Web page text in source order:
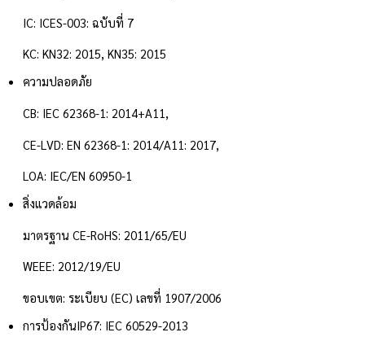
IC: ICES-003: ฉบับที่ 7
KC: KN32: 2015, KN35: 2015
ความปลอดภัย
CB: IEC 62368-1: 2014+A11,
CE-LVD: EN 62368-1: 2014/A11: 2017,
LOA: IEC/EN 60950-1
สิ่งแวดล้อม
มาตรฐาน CE-RoHS: 2011/65/EU
WEEE: 2012/19/EU
ขอบเขต: ระเบียบ (EC) เลขที่ 1907/2006
การป้องกันIP67: IEC 60529-2013